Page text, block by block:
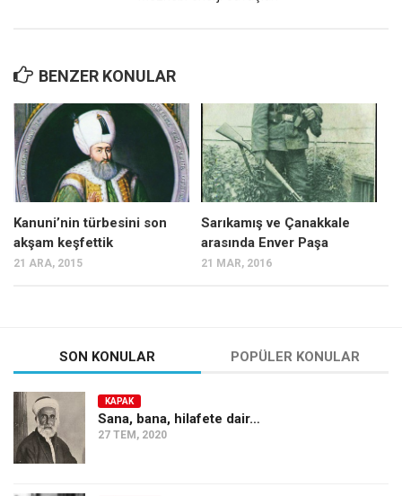
BENZER KONULAR
Kanuni’nin türbesini son
akşam keşfettik
21 ARA, 2015
Sarıkamış ve Çanakkale
arasında Enver Paşa
21 MAR, 2016
SON KONULAR POPÜLER KONULAR
KAPAK
Sana, bana, hilafete dair…
27 TEM, 2020